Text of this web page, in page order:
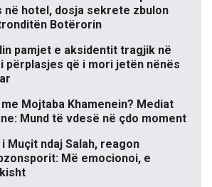
në hotel, dosja sekrete zbulon
Botërorin
pamjet e aksidentit tragjik në
përplasjes që i mori jetën nënës
Mojtaba Khamenein? Mediat
Mund të vdesë në çdo moment
Muçit ndaj Salah, reagon
Më emocionoi, e